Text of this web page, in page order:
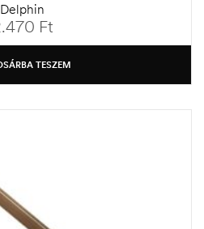
Delphin
Ft
TESZEM